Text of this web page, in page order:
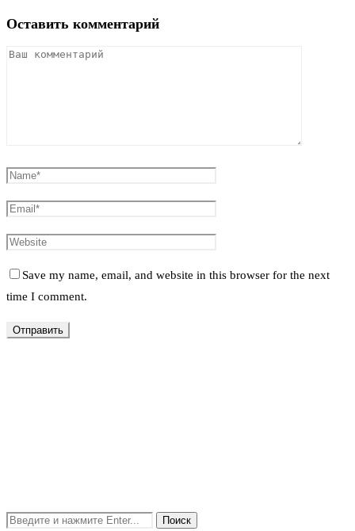
Оставить комментарий
Save my name, email, and website in this browser for the next
time I comment.